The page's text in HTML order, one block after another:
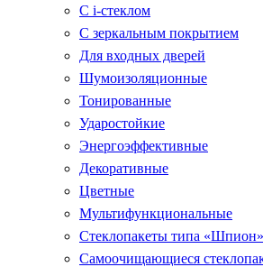
С i-стеклом
С зеркальным покрытием
Для входных дверей
Шумоизоляционные
Тонированные
Ударостойкие
Энергоэффективные
Декоративные
Цветные
Мультифункциональные
Стеклопакеты типа «Шпион»
Самоочищающиеся